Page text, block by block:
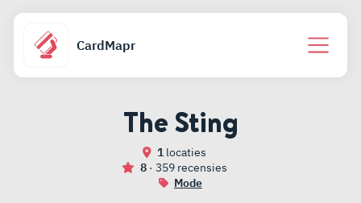
CardMapr
The Sting
1locaties
8 · 359 recensies
Mode